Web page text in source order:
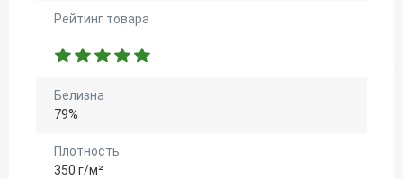
Рейтинг товара
Белизна
79%
Плотность
350 г/м²